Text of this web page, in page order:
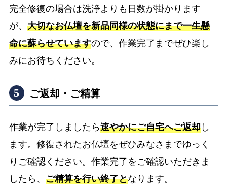
完全修復の場合は洗浄よりも日数が掛かります
が、 大切なお仏壇を新品同様の状態にまで一生懸
命に蘇らせていますので、作業完了までぜひ楽し
みにお待ちください。
ご返却・ご精算
作業が完了しましたら速やかにご自宅へご返却し
ます。修復されたお仏壇をぜひみなさまでゆっく
りご確認ください。作業完了をご確認いただきま
したら、 ご精算を行い終了となります。